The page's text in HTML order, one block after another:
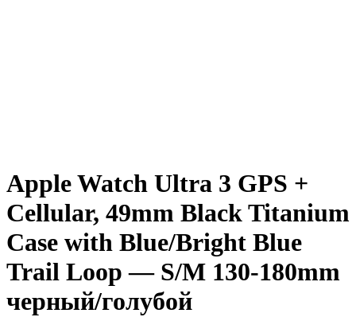
Apple Watch Ultra 3 GPS +
Cellular, 49mm Black Titanium
Case with Blue/Bright Blue
Trail Loop — S/M 130-180mm
черный/голубой